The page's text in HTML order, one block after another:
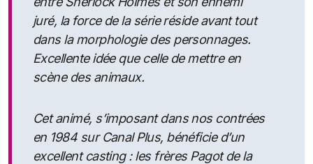
juré, la force de la série réside avant tout
dans la morphologie des personnages.
Excellente idée que celle de mettre en
scène des animaux.
Cet animé, s’imposant dans nos contrées
en 1984 sur Canal Plus, bénéficie d’un
excellent casting : les frères Pagot de la